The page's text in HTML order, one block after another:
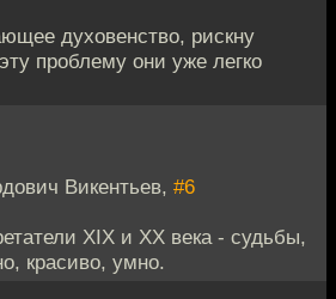
духовенство, рискну
проблему они уже легко
Викентьев, #6
XIX и XX века - судьбы,
красиво, умно.